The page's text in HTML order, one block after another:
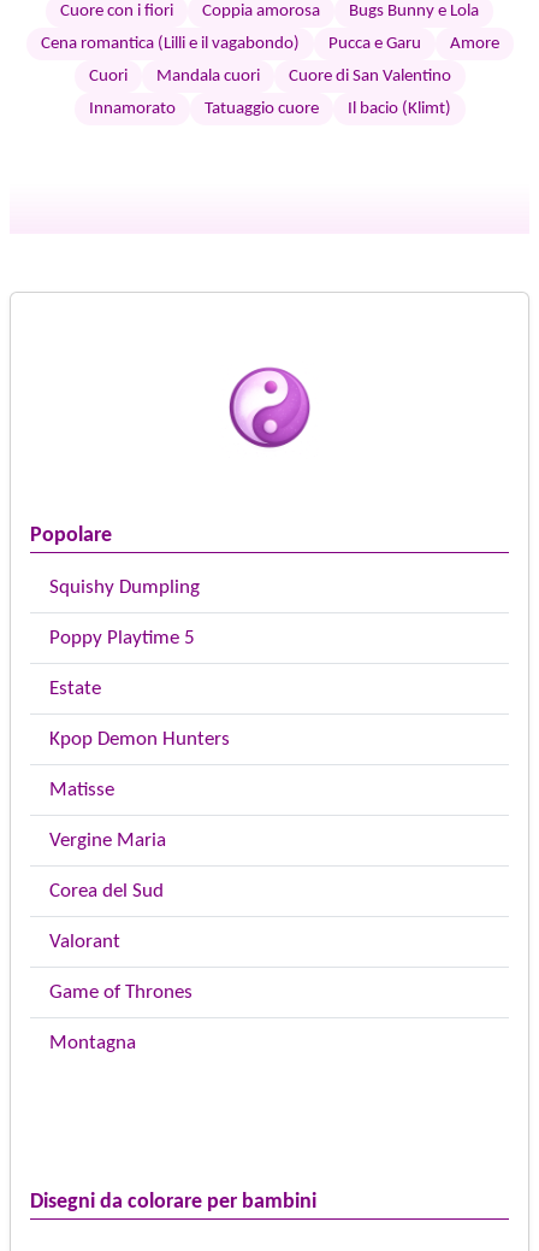
Popolare
Squishy Dumpling
Poppy Playtime 5
Estate
Kpop Demon Hunters
Matisse
Vergine Maria
Corea del Sud
Valorant
Game of Thrones
Montagna
Disegni da colorare per bambini
Cuore con i fiori Coppia amorosa
Bugs Bunny e Lola
Cena romantica (Lilli e il vagabondo)
Pucca e Garu
Amore
Cuori
Mandala cuori
Cuore di San Valentino
Innamorato
Tatuaggio cuore Il bacio (Klimt)